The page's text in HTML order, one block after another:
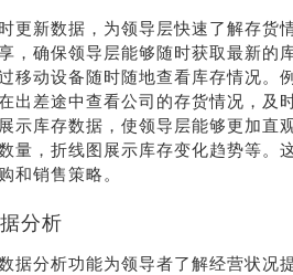
更新数据，为领导层快速了解存货
，确保领导层能够随时获取最新的
移动设备随时随地查看库存情况。
出差途中查看公司的存货情况，及
示库存数据，使领导层能够更加直
量，折线图展示库存变化趋势等。
和销售策略。
分析
据分析功能为领导者了解经营状况